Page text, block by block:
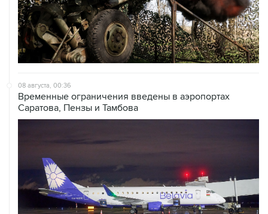
08 августа, 00:36
Временные ограничения введены в аэропортах
Саратова, Пензы и Тамбова